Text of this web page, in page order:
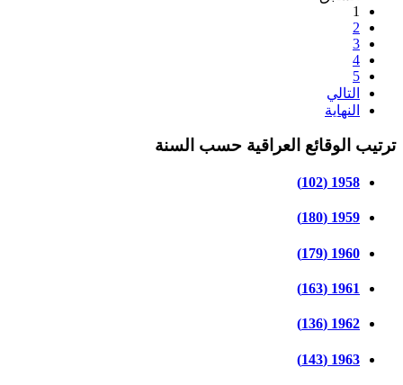
1
2
3
4
5
التالي
النهاية
ترتيب الوقائع العراقية حسب السنة
1958 (102)
1959 (180)
1960 (179)
1961 (163)
1962 (136)
1963 (143)